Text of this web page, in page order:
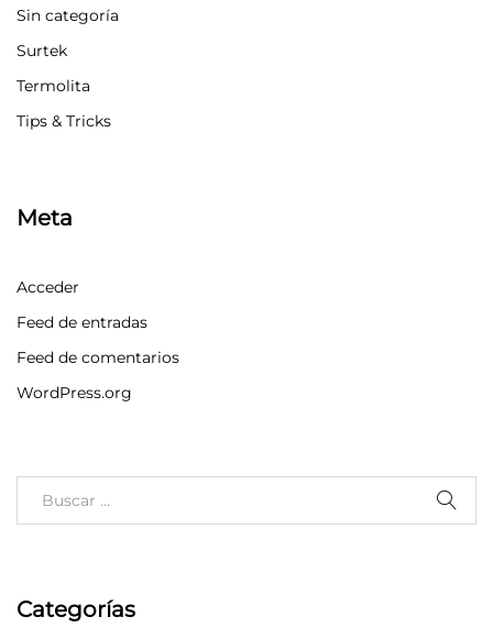
Sin categoría
Surtek
Termolita
Tips & Tricks
Meta
Acceder
Feed de entradas
Feed de comentarios
WordPress.org
Categorías